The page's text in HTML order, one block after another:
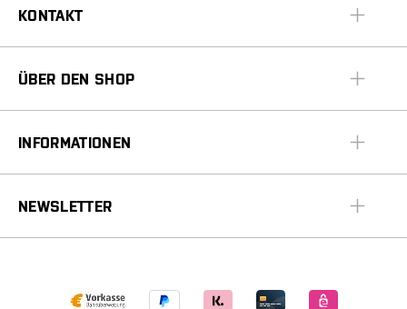
KONTAKT
ÜBER DEN SHOP
INFORMATIONEN
NEWSLETTER